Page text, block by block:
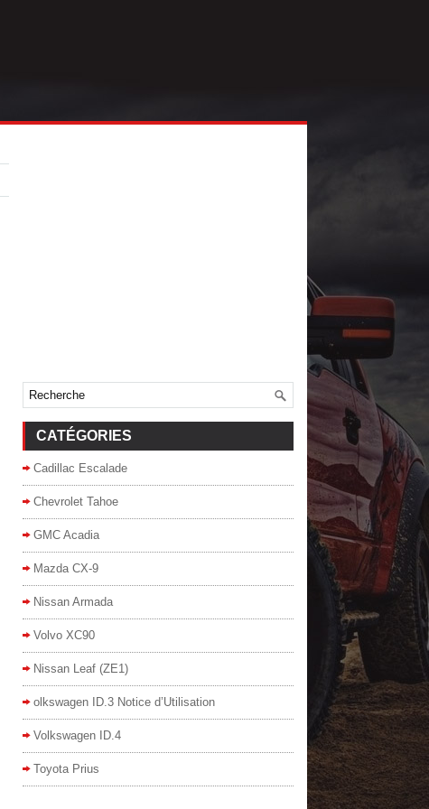
CATÉGORIES
Cadillac Escalade
Chevrolet Tahoe
GMC Acadia
Mazda CX-9
Nissan Armada
Volvo XC90
Nissan Leaf (ZE1)
olkswagen ID.3 Notice d’Utilisation
Volkswagen ID.4
Toyota Prius